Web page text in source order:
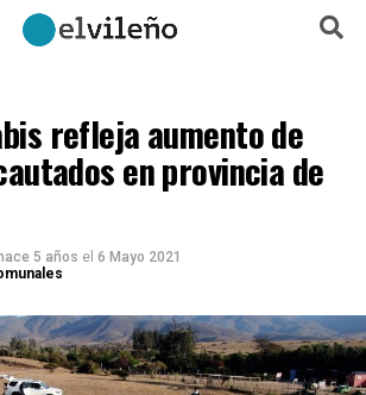
refleja aumento de
en provincia de
hace 5 años el 6 Mayo 2021